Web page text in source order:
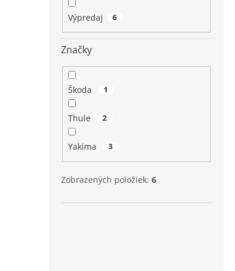
Výpredaj 6
Značky
Škoda 1
Thule 2
Yakima 3
Zobrazených položiek: 6